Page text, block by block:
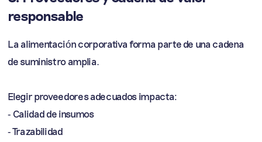
responsable
La alimentación corporativa forma parte de una cadena
de suministro amplia.
Elegir proveedores adecuados impacta:
- Calidad de insumos
- Trazabilidad